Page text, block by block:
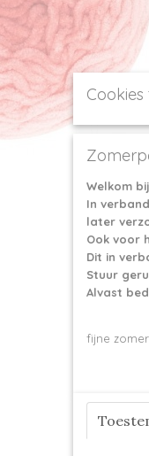
Welkom
In
later
Ook voor
Dit in
Stuur
Alvast
fijne